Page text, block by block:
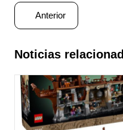
Navegación
de
entradas
Anterior
Noticias